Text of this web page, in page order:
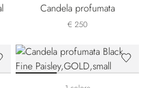
Candela profumata
€ 250